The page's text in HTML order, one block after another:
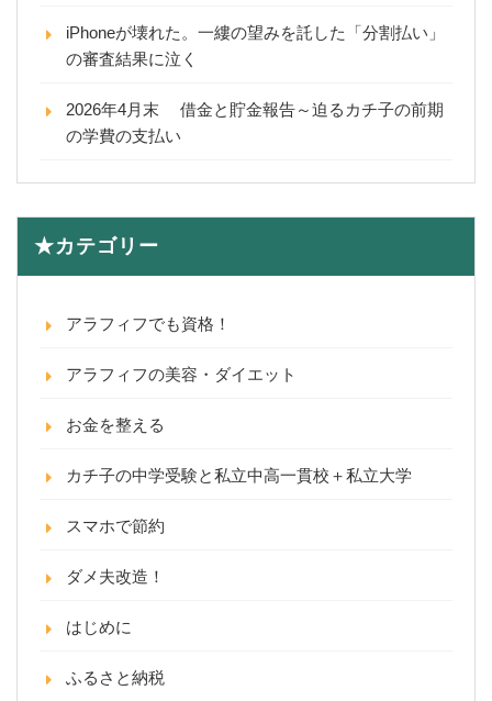
iPhoneが壊れた。一縷の望みを託した「分割払い」
の審査結果に泣く
2026年4月末 借金と貯金報告～迫るカチ子の前期
の学費の支払い
★カテゴリー
アラフィフでも資格！
アラフィフの美容・ダイエット
お金を整える
カチ子の中学受験と私立中高一貫校＋私立大学
スマホで節約
ダメ夫改造！
はじめに
ふるさと納税